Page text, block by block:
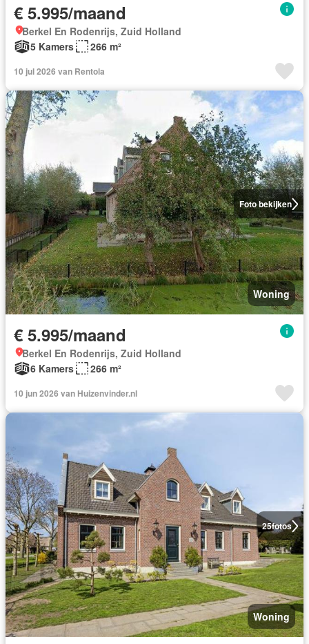
€ 5.995/maand
Berkel En Rodenrijs, Zuid Holland
5 Kamers
266 m²
10 jul 2026 van Rentola
Foto bekijken
Woning
€ 5.995/maand
Berkel En Rodenrijs, Zuid Holland
6 Kamers
266 m²
10 jun 2026 van Huizenvinder.nl
25fotos
Woning